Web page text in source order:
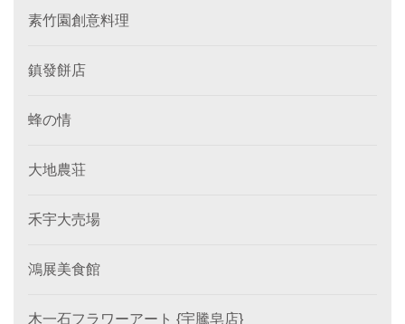
素竹園創意料理
鎮發餅店
蜂の情
大地農荘
禾宇大売場
鴻展美食館
木一石フラワーアート {宇騰皂店}